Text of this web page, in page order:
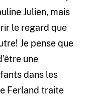
Julien, mais
le regard que
Je pense que
une
dans les
Ferland traite